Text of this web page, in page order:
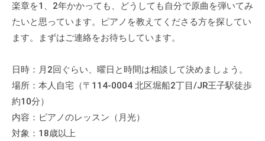
楽章を1、2年かかっても、どうしても自分で原曲を弾いてみ
たいと思っています。ピアノを教えてくださる方を探してい
ます。まずはご連絡をお待ちしています。
日時：月2回ぐらい、曜日と時間は相談して決めましょう。
場所：本人自宅（〒114-0004 北区堀船2丁目/JR王子駅徒歩
約10分）
内容：ピアノのレッスン（月光）
対象：18歳以上